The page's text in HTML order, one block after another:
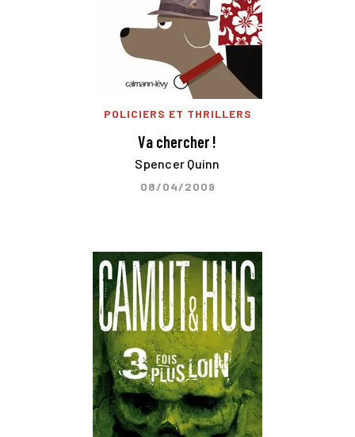
POLICIERS ET THRILLERS
Va chercher !
Spencer Quinn
08/04/2009